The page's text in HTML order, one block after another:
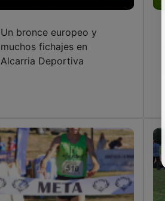
Un bronce europeo y
muchos fichajes en
Alcarria Deportiva